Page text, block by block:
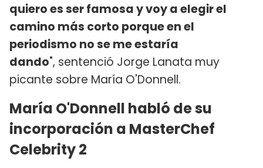
quiero es ser famosa y voy a elegir el
camino más corto porque en el
periodismo no se me estaría
dando", sentenció Jorge Lanata muy
picante sobre María O'Donnell.
María O'Donnell habló de su
incorporación a MasterChef
Celebrity 2